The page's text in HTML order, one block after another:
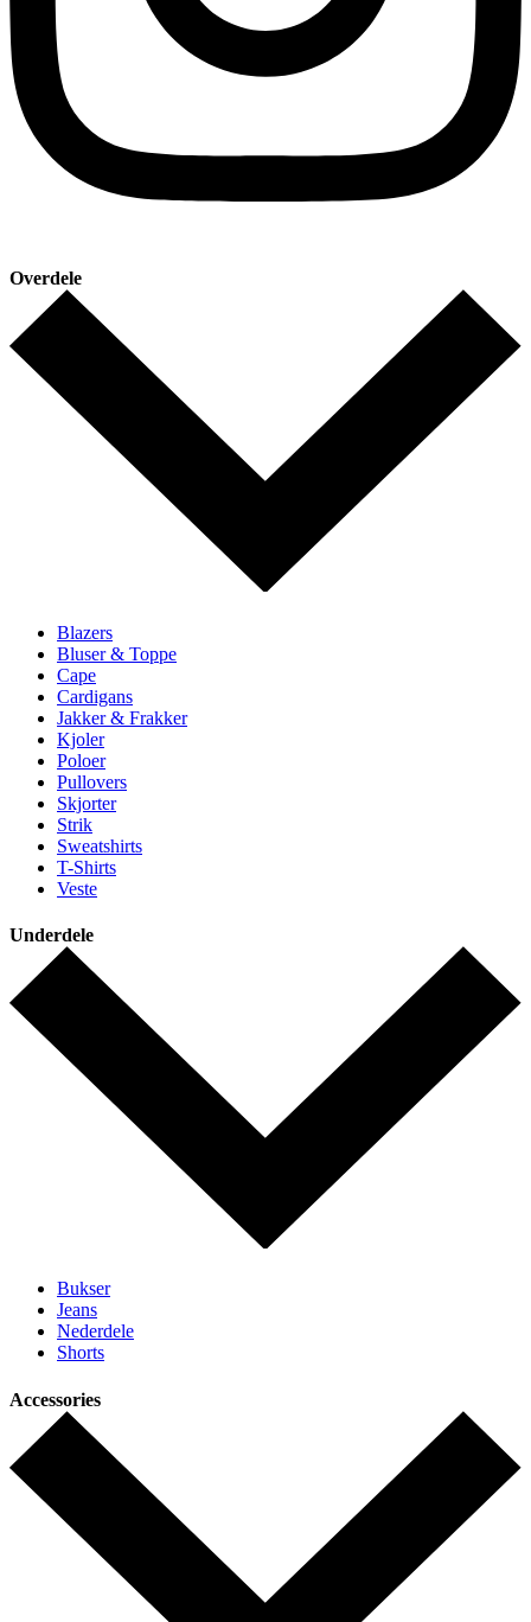
Overdele
Blazers
Bluser & Toppe
Cape
Cardigans
Jakker & Frakker
Kjoler
Poloer
Pullovers
Skjorter
Strik
Sweatshirts
T-Shirts
Veste
Underdele
Bukser
Jeans
Nederdele
Shorts
Accessories